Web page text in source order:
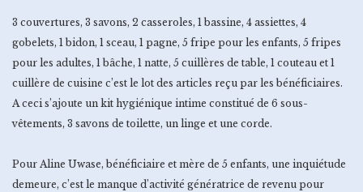
3 couvertures, 3 savons, 2 casseroles, 1 bassine, 4 assiettes, 4
gobelets, 1 bidon, 1 sceau, 1 pagne, 5 fripe pour les enfants, 5 fripes
pour les adultes, 1 bâche, 1 natte, 5 cuillères de table, 1 couteau et 1
cuillère de cuisine c’est le lot des articles reçu par les bénéficiaires.
A ceci s’ajoute un kit hygiénique intime constitué de 6 sous-
vêtements, 3 savons de toilette, un linge et une corde.
Pour Aline Uwase, bénéficiaire et mère de 5 enfants, une inquiétude
demeure, c’est le manque d’activité génératrice de revenu pour